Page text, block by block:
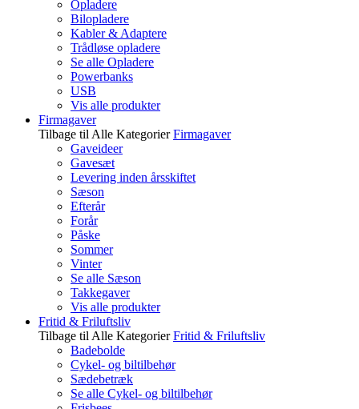
Opladere
Bilopladere
Kabler & Adaptere
Trådløse opladere
Se alle Opladere
Powerbanks
USB
Vis alle produkter
Firmagaver
Tilbage til Alle Kategorier Firmagaver
Gaveideer
Gavesæt
Levering inden årsskiftet
Sæson
Efterår
Forår
Påske
Sommer
Vinter
Se alle Sæson
Takkegaver
Vis alle produkter
Fritid & Friluftsliv
Tilbage til Alle Kategorier Fritid & Friluftsliv
Badebolde
Cykel- og biltilbehør
Sædebetræk
Se alle Cykel- og biltilbehør